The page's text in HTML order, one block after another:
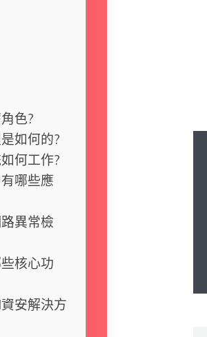
色?
如何的?
何工作?
哪些應
異常檢
核心功
安解決方